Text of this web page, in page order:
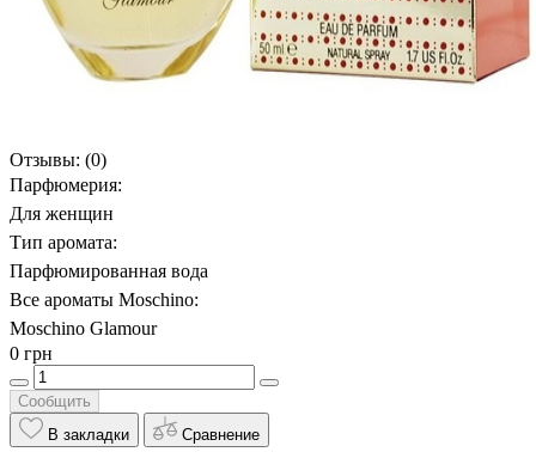
Отзывы: (0)
Парфюмерия:
Для женщин
Тип аромата:
Парфюмированная вода
Все ароматы Moschino:
Moschino Glamour
0 грн
Сообщить
В закладки
Сравнение